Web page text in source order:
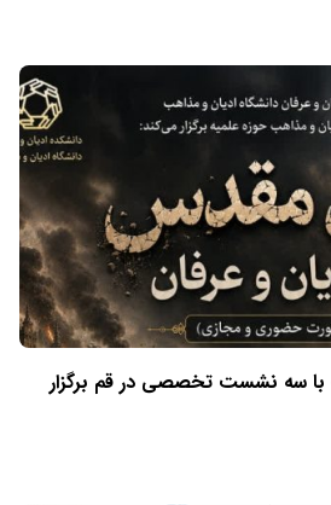
با سه نشست تخصصی در قم برگزار